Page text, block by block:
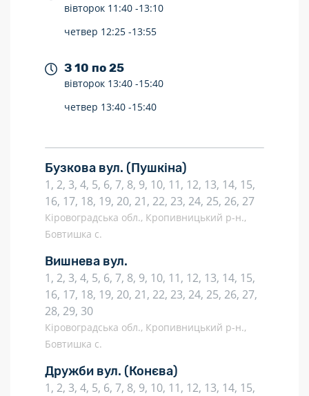
вівторок 11:40 -13:10
четвер 12:25 -13:55
З 10 по 25
вівторок 13:40 -15:40
четвер 13:40 -15:40
Бузкова вул. (Пушкіна)
1, 2, 3, 4, 5, 6, 7, 8, 9, 10, 11, 12, 13, 14, 15,
16, 17, 18, 19, 20, 21, 22, 23, 24, 25, 26, 27
Кіровоградська обл., Кропивницький р-н.,
Бовтишка с.
Вишнева вул.
1, 2, 3, 4, 5, 6, 7, 8, 9, 10, 11, 12, 13, 14, 15,
16, 17, 18, 19, 20, 21, 22, 23, 24, 25, 26, 27,
28, 29, 30
Кіровоградська обл., Кропивницький р-н.,
Бовтишка с.
Дружби вул. (Конєва)
1, 2, 3, 4, 5, 6, 7, 8, 9, 10, 11, 12, 13, 14, 15,